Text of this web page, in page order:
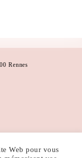
Rennes
Web pour vous